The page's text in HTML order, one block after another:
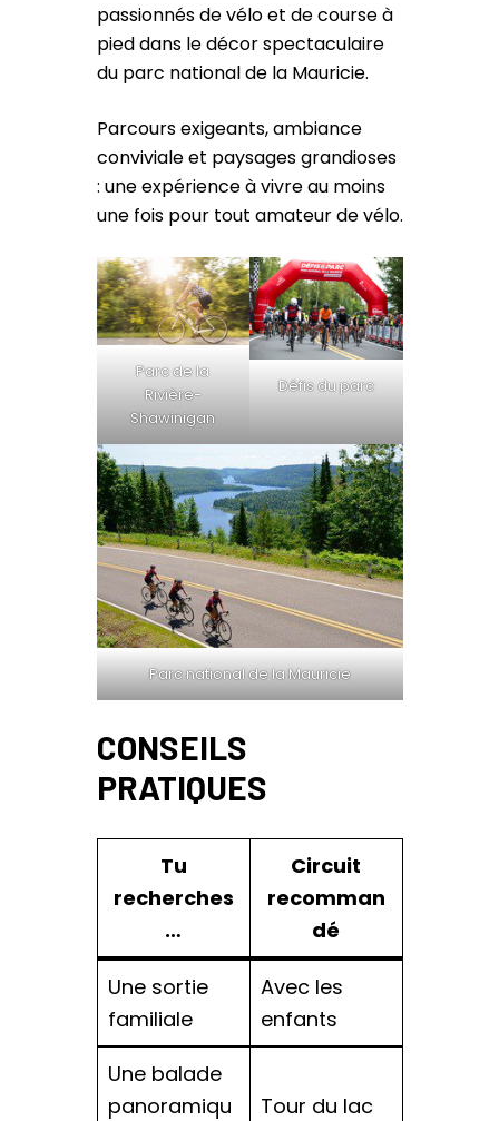
passionnés de vélo et de course à
pied dans le décor spectaculaire
du parc national de la Mauricie.
Parcours exigeants, ambiance
conviviale et paysages grandioses
: une expérience à vivre au moins
une fois pour tout amateur de vélo.
Parc de la
Rivière-
Shawinigan
Défis du parc
Parc national de la Mauricie
CONSEILS
PRATIQUES
Tu
recherches
…
Circuit
recomman
dé
Une sortie
familiale
Avec les
enfants
Une balade
panoramiqu
Tour du lac